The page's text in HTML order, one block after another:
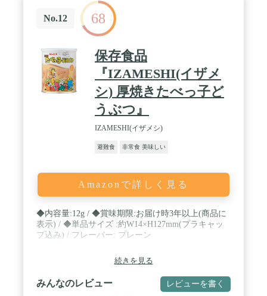
塩、胡椒/糊料(加工でん粉、キサンタン)、調味料
(アミノ酸等)、酸化防止剤(ビタミンE、ビタミン
C)、カラメル色素(洋風とり雑炊):うるち米(国産)、
味付鶏肉、マッシュルーム、人参、いんげん、醤油
(大豆を含む)、食塩、チキンエキス(小麦を含む)、
でん粉、砂糖、動物性たん白加水分解物(ゼラチン
を含む)、鰹節粉、昆布エキス、鰹節エキス/調味料
(アミノ酸等)、酸化防止剤(ビタミンE)、糊料(加工
でん粉)(洋風えび雑炊):うるち米(国産)、味付鶏肉、
マッシュルーム、人参、いんげん、醤油(大豆を含
む)、食塩、チキンエキス(小麦を含む)、でん粉、砂
糖、動物性たん白加水分解物(ゼラチンを含む)、鰹
節粉、昆布エキス、鰹節エキス/調味料(アミノ酸
等)、酸化防止剤(ビタミンE)、糊料(加工でん粉) / 内
ー)416kcal(洋風とり雑炊)378kcal(洋風えび雑
炊)409kcal / 商品サイズ(高さx奥行x
幅):19.9cm×48.7cm×32.4cm
No.12 68
保存食品
『IZAMESHI(イザメ
シ) 厚焼きたべっ子ど
うぶつ』
IZAMESHI(イザメシ)
避難食 非常食 美味しい
Amazonで詳しく見る
◆内容量:12g / ◆賞味期限:お届け時3年以上(商品に
表示) / ◆単品サイズ :約W14×H127mm(プラキャッ
プ込み) / フレーバー: プレーン
続きを見る
みんなのレビュー レビューを書く